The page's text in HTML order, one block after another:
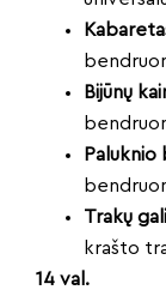
Bijūnų
Paluknio
Trakų
krašto
14 val.